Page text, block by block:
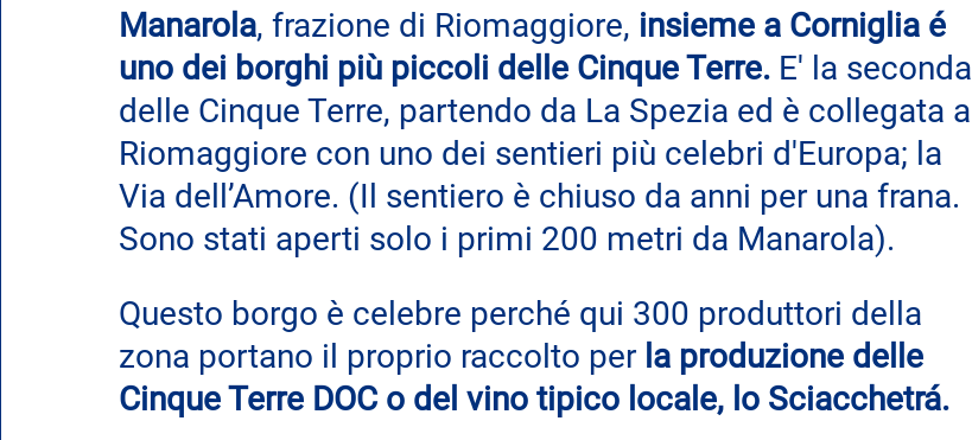
Manarola, frazione di Riomaggiore, insieme a Corniglia é
uno dei borghi più piccoli delle Cinque Terre. E' la seconda
delle Cinque Terre, partendo da La Spezia ed è collegata a
Riomaggiore con uno dei sentieri più celebri d'Europa; la
Via dell’Amore. (Il sentiero è chiuso da anni per una frana.
Sono stati aperti solo i primi 200 metri da Manarola).
Questo borgo è celebre perché qui 300 produttori della
zona portano il proprio raccolto per la produzione delle
Cinque Terre DOC o del vino tipico locale, lo Sciacchetrá.